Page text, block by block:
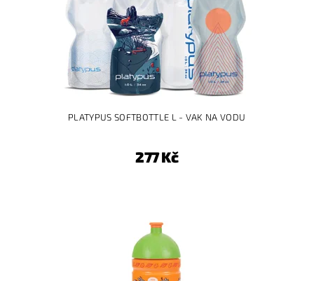
PLATYPUS SOFTBOTTLE L - VAK NA VODU
277 Kč